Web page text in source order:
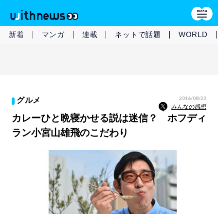
新着 マンガ 連載 ネットで話題 WORLD
グルメ 2016/08/23
みんなの感想
カレーひと晩寝かせる説は迷信？ ホフディ
ラン小宮山雄飛のこだわり